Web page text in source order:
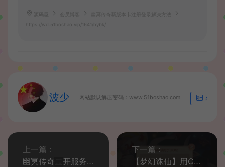
幽冥传奇新版本卡注册登录解决方法
https://wd.51boshao.vip/1641/hybk/
波少 网站默认解压密码：www.51boshao.com 生成海
上一篇：
幽冥传奇二开服务器带宽小造成游戏卡死或者卡掉线解决方法及建议
下一篇：
【梦幻诛仙】用CentOS7.X以上系统架设出现8002错误的解决方法